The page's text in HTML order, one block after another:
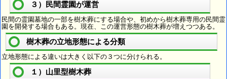
３）民間霊園が運営
民間の霊園墓地の一部を樹木葬にする場合や、初めから樹木葬専用の民間霊
園を開発する場合もある。現在、この運営形態の樹木葬が増えつつある。
樹木葬の立地形態による分類
立地形態による違いは大きく以下の３つに分けられる。
１）山里型樹木葬